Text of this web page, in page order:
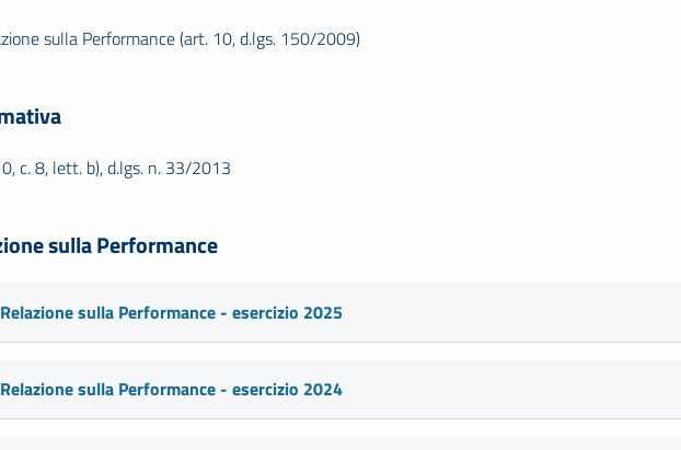
sulla Performance (art. 10, d.lgs. 150/2009)
c. 8, lett. b), d.lgs. n. 33/2013
sulla Performance
Relazione sulla Performance - esercizio 2025
Relazione sulla Performance - esercizio 2024